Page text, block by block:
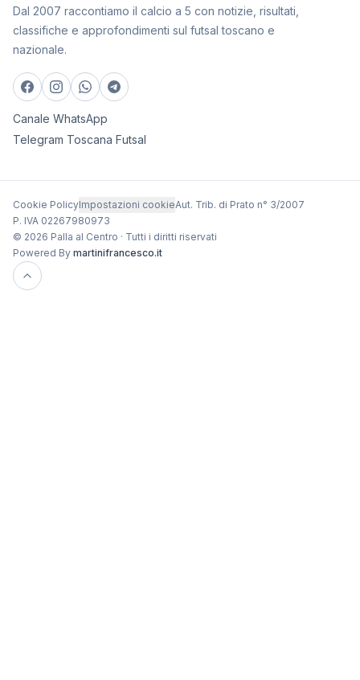
Dal 2007 raccontiamo il calcio a 5 con notizie, risultati,
classifiche e approfondimenti sul futsal toscano e
nazionale.
Canale WhatsApp
Telegram Toscana Futsal
Cookie PolicyImpostazioni cookieAut. Trib. di Prato n° 3/2007
P. IVA 02267980973
© 2026 Palla al Centro · Tutti i diritti riservati
Powered By martinifrancesco.it